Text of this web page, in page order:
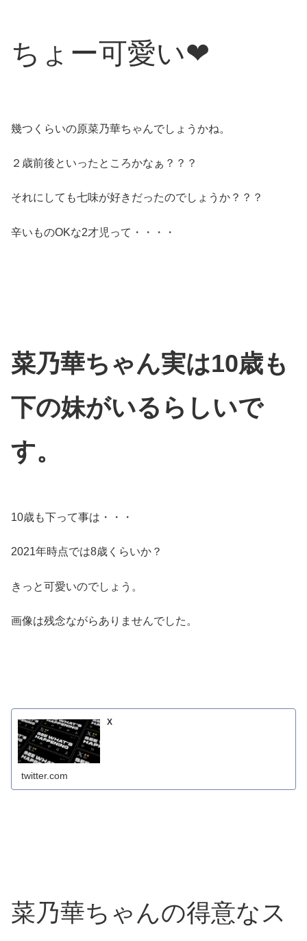
ちょー可愛い❤
幾つくらいの原菜乃華ちゃんでしょうかね。
２歳前後といったところかなぁ？？？
それにしても七味が好きだったのでしょうか？？？
辛いものOKな2才児って・・・・
菜乃華ちゃん実は10歳も
下の妹がいるらしいで
す。
10歳も下って事は・・・
2021年時点では8歳くらいか？
きっと可愛いのでしょう。
画像は残念ながらありませんでした。
X
twitter.com
菜乃華ちゃんの得意なス